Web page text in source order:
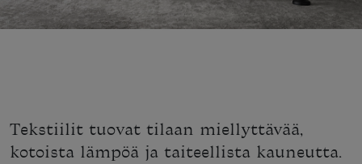
Tekstiilit tuovat tilaan miellyttävää,
kotoista lämpöä ja taiteellista kauneutta.